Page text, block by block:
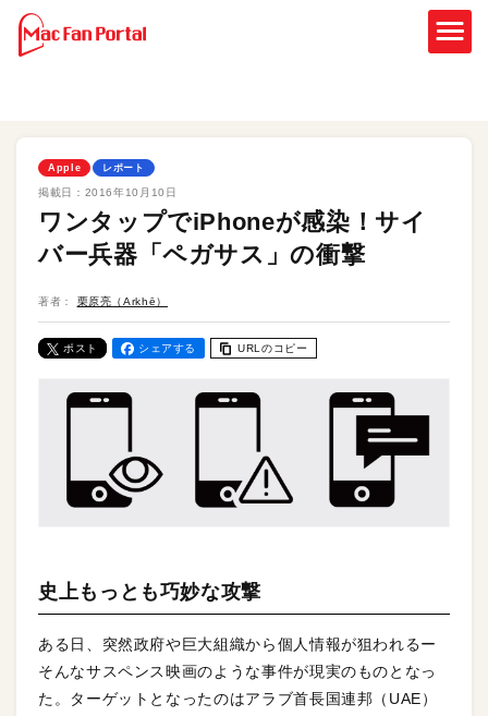
Apple レポート
掲載日： 2016年10月10日
ワンタップでiPhoneが感染！サイ
バー兵器「ペガサス」の衝撃
著者： 栗原亮（Arkhē）
ポスト シェアする URLのコピー
史上もっとも巧妙な攻撃
ある日、突然政府や巨大組織から個人情報が狙われるー
そんなサスペンス映画のような事件が現実のものとなっ
た。ターゲットとなったのはアラブ首長国連邦（UAE）